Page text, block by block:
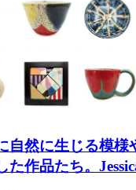
自然に生じる模様
た作品たち。